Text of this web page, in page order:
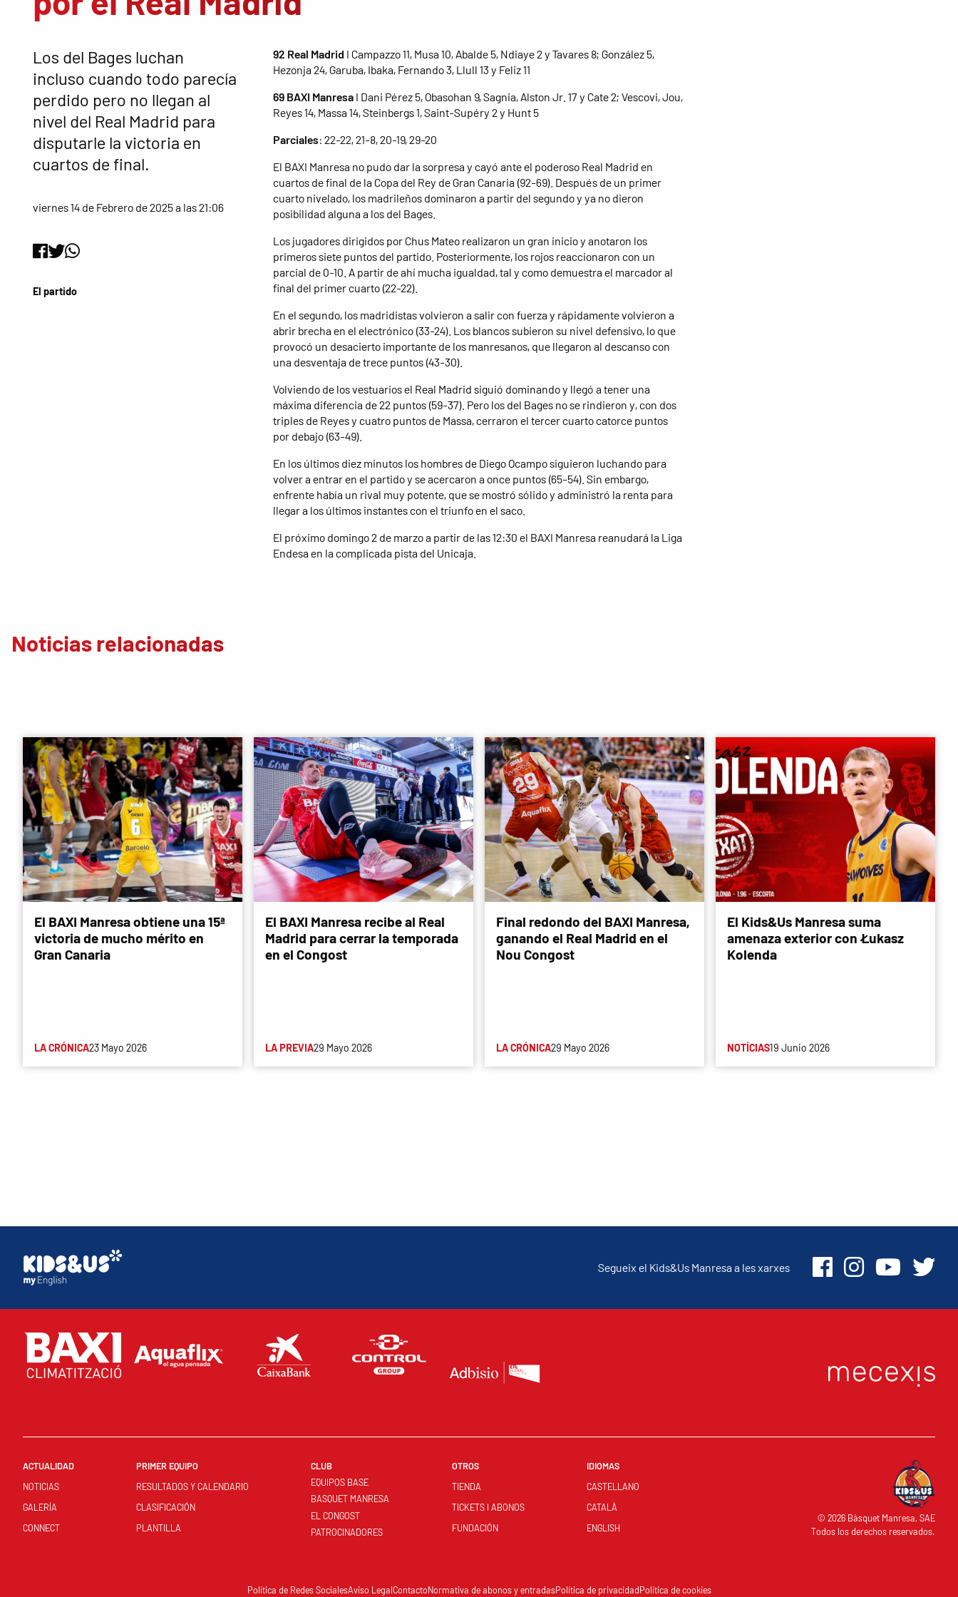
Los del Bages luchan
incluso cuando todo parecía
perdido pero no llegan al
nivel del Real Madrid para
disputarle la victoria en
cuartos de final.
viernes 14 de Febrero de 2025 a las 21:06
El partido
92 Real Madrid I Campazzo 11, Musa 10, Abalde 5, Ndiaye 2 y Tavares 8; González 5,
Hezonja 24, Garuba, Ibaka, Fernando 3, Llull 13 y Feliz 11
69 BAXI ManresaI Dani Pérez 5, Obasohan 9, Sagnia, Alston Jr. 17 y Cate 2; Vescovi, Jou,
Reyes 14, Massa 14, Steinbergs 1, Saint-Supéry 2 y Hunt 5
Parciales: 22-22, 21-8, 20-19, 29-20
El BAXI Manresa no pudo dar la sorpresa y cayó ante el poderoso Real Madrid en
cuartos de final de la Copa del Rey de Gran Canaria (92-69). Después de un primer
cuarto nivelado, los madrileños dominaron a partir del segundo y ya no dieron
posibilidad alguna a los del Bages.
Los jugadores dirigidos por Chus Mateo realizaron un gran inicio y anotaron los
primeros siete puntos del partido. Posteriormente, los rojos reaccionaron con un
parcial de 0-10. A partir de ahí mucha igualdad, tal y como demuestra el marcador al
final del primer cuarto (22-22).
En el segundo, los madridistas volvieron a salir con fuerza y ​​rápidamente volvieron a
abrir brecha en el electrónico (33-24). Los blancos subieron su nivel defensivo, lo que
provocó un desacierto importante de los manresanos, que llegaron al descanso con
una desventaja de trece puntos (43-30).
Volviendo de los vestuarios el Real Madrid siguió dominando y llegó a tener una
máxima diferencia de 22 puntos (59-37). Pero los del Bages no se rindieron y, con dos
triples de Reyes y cuatro puntos de Massa, cerraron el tercer cuarto catorce puntos
por debajo (63-49).
En los últimos diez minutos los hombres de Diego Ocampo siguieron luchando para
volver a entrar en el partido y se acercaron a once puntos (65-54). Sin embargo,
enfrente había un rival muy potente, que se mostró sólido y administró la renta para
llegar a los últimos instantes con el triunfo en el saco.
El próximo domingo 2 de marzo a partir de las 12:30 el BAXI Manresa reanudará la Liga
Endesa en la complicada pista del Unicaja.
Noticias relacionadas
El BAXI Manresa obtiene una 15ª
victoria de mucho mérito en
Gran Canaria
LA CRÓNICA23 Mayo 2026
El BAXI Manresa recibe al Real
Madrid para cerrar la temporada
en el Congost
LA PREVIA29 Mayo 2026
Final redondo del BAXI Manresa,
ganando el Real Madrid en el
Nou Congost
LA CRÓNICA29 Mayo 2026
El Kids&Us Manresa suma
amenaza exterior con Łukasz
Kolenda
NOTÍCIAS19 Junio 2026
Segueix el Kids&Us Manresa a les xarxes
ACTUALIDAD
NOTICIAS
GALERÍA
CONNECT
PRIMER EQUIPO
RESULTADOS Y CALENDARIO
CLASIFICACIÓN
PLANTILLA
CLUB
EQUIPOS BASE
BASQUET MANRESA
EL CONGOST
PATROCINADORES
OTROS
TIENDA
TICKETS I ABONOS
FUNDACIÓN
IDIOMAS
CASTELLANO
CATALÀ
ENGLISH
© 2026 Bàsquet Manresa, SAE
Todos los derechos reservados.
Política de Redes SocialesAviso LegalContactoNormativa de abonos y entradasPolítica de privacidadPolítica de cookies